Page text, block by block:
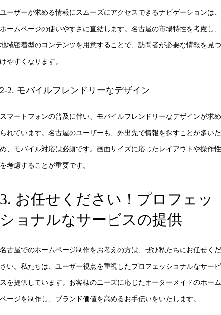
ユーザーが求める情報にスムーズにアクセスできるナビゲーションは、
ホームページの使いやすさに直結します。名古屋の市場特性を考慮し、
地域密着型のコンテンツを用意することで、訪問者が必要な情報を見つ
けやすくなります。
2-2. モバイルフレンドリーなデザイン
スマートフォンの普及に伴い、モバイルフレンドリーなデザインが求め
られています。名古屋のユーザーも、外出先で情報を探すことが多いた
め、モバイル対応は必須です。画面サイズに応じたレイアウトや操作性
を考慮することが重要です。
3. お任せください！プロフェッ
ショナルなサービスの提供
名古屋でのホームページ制作をお考えの方は、ぜひ私たちにお任せくだ
さい。私たちは、ユーザー視点を重視したプロフェッショナルなサービ
スを提供しています。お客様のニーズに応じたオーダーメイドのホーム
ページを制作し、ブランド価値を高めるお手伝いをいたします。